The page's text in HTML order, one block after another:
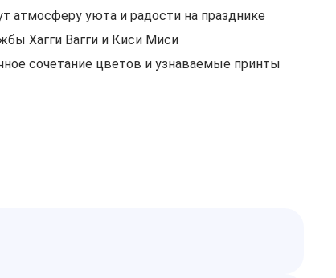
атмосферу уюта и радости на празднике
Хагги Вагги и Киси Миси
сочетание цветов и узнаваемые принты